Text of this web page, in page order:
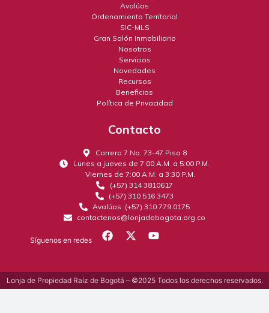
Avalúos
Ordenamiento Territorial
SIC-MLS
Gran Salón Inmobiliario
Nosotros
Servicios
Novedades
Recursos
Beneficios
Política de Privacidad
Contacto
Carrera 7 No. 73-47 Piso 8
Lunes a jueves de 7:00 A.M. a 5:00 P.M.
Viernes de 7:00 A.M. a 3:30 P.M.
(+57) 314 3810617
(+57) 310 516 3473
Avalúos: (+57) 310 779 0175
contactenos@lonjadebogota.org.co
Síguenos en redes
Lonja de Propiedad Raíz de Bogotá – ©2025 Todos los derechos reservados.